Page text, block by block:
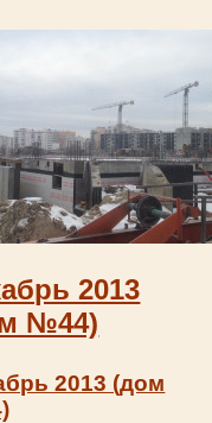
2013
№44)
2013 (дом